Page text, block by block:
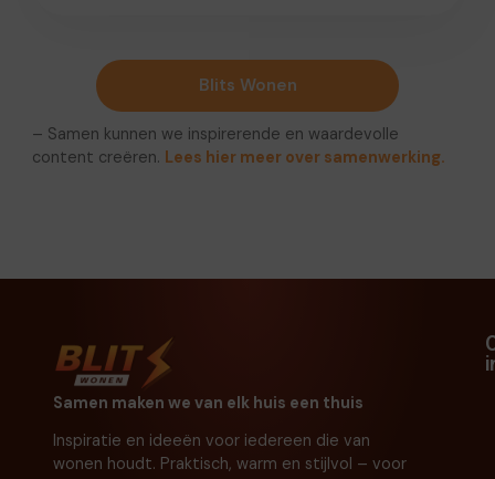
Blits Wonen
– Samen kunnen we inspirerende en waardevolle
content creëren. Lees hier meer over samenwerking.
Samen maken we van elk huis een thuis
Inspiratie en ideeën voor iedereen die van
wonen houdt. Praktisch, warm en stijlvol – voor